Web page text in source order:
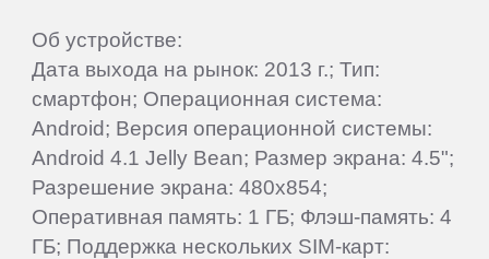
Об устройстве:
Дата выхода на рынок: 2013 г.; Тип:
смартфон; Операционная система:
Android; Версия операционной системы:
Android 4.1 Jelly Bean; Размер экрана: 4.5";
Разрешение экрана: 480x854;
Оперативная память: 1 ГБ; Флэш-память: 4
ГБ; Поддержка нескольких SIM-карт:
iRiver
iRU
ITL